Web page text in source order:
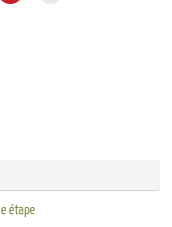
étape